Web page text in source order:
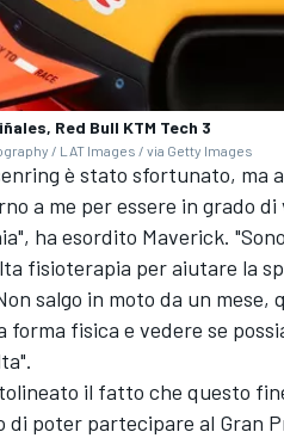
Red Bull KTM Tech 3
/ LAT Images / via Getty Images
è stato sfortunato, ma
a me per essere in grado
ha esordito Maverick.
fisioterapia per aiutare la
salgo in moto da un
forma fisica e vedere se
il fatto che questo
poter partecipare al Gran